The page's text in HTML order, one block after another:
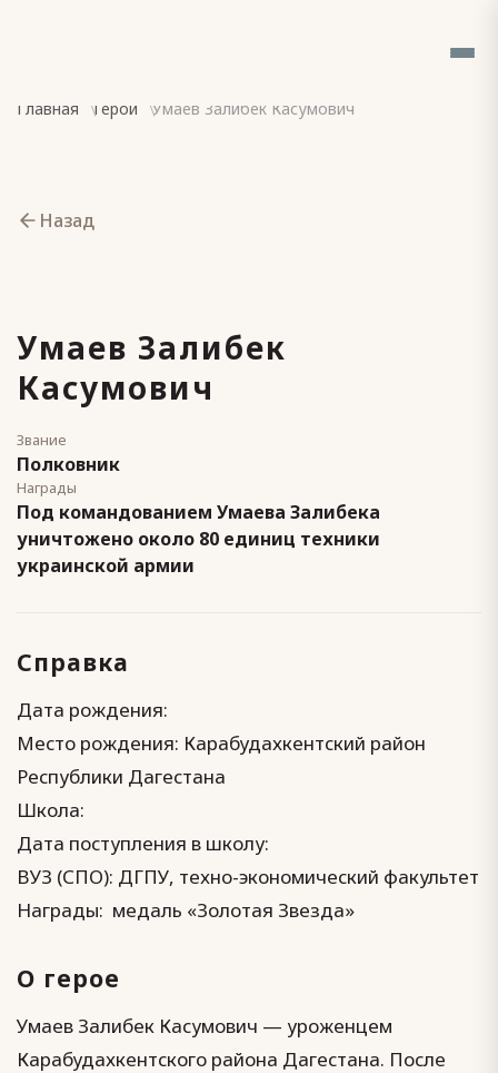
Главная Герои Умаев Залибек Касумович
Назад
Умаев Залибек
Касумович
Звание
Полковник
Награды
Под командованием Умаева Залибека
уничтожено около 80 единиц техники
украинской армии
Справка
Дата рождения:
Место рождения: Карабудахкентский район
Республики Дагестана
Школа:
Дата поступления в школу:
ВУЗ (СПО): ДГПУ, техно-экономический факультет
Награды: медаль «Золотая Звезда»
О герое
Умаев Залибек Касумович — уроженцем
Карабудахкентского района Дагестана. После